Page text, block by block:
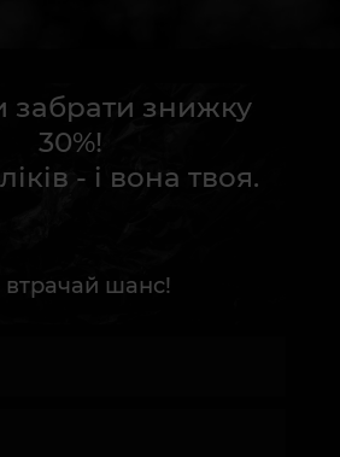
забрати знижку
30%!
- і вона твоя.
втрачай шанс!